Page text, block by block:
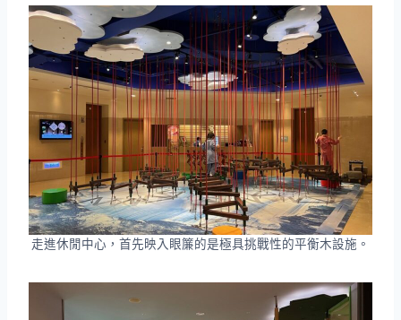
走進休閒中心，首先映入眼簾的是極具挑戰性的平衡木設施。